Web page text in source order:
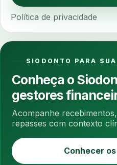
anamnese estruturada
ancoragem anestesia
ansiedade odontologica
antibiotico
anticoagulantes aparelho
apertamento diurno
apneia do sono
Política de privacidade
SIODONTO PARA
Conheça o
gestores
Acompanhe
repasses com contexto
Conhecer